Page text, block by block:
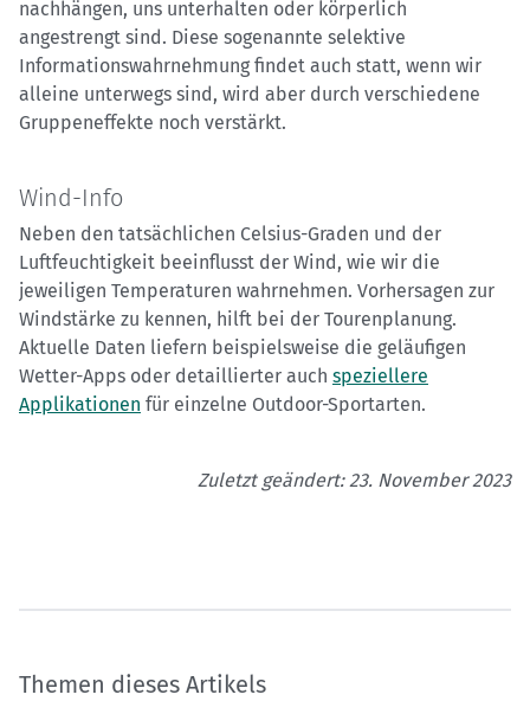
nachhängen, uns unterhalten oder körperlich
angestrengt sind. Diese sogenannte selektive
Informationswahrnehmung findet auch statt, wenn wir
alleine unterwegs sind, wird aber durch verschiedene
Gruppeneffekte noch verstärkt.
Wind-Info
Neben den tatsächlichen Celsius-Graden und der
Luftfeuchtigkeit beeinflusst der Wind, wie wir die
jeweiligen Temperaturen wahrnehmen. Vorhersagen zur
Windstärke zu kennen, hilft bei der Tourenplanung.
Aktuelle Daten liefern beispielsweise die geläufigen
Wetter-Apps oder detaillierter auch speziellere
Applikationen für einzelne Outdoor-Sportarten.
Zuletzt geändert: 23. November 2023
Themen dieses Artikels